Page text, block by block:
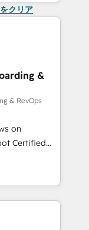
クリア
&
& RevOps
on
Certified
★ AI-First,
Company of
onboard